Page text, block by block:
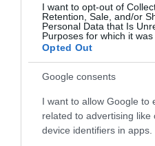
I want to opt-out of
Retention, Sale, and/or
Personal Data that Is
Purposes for which it was
Opted Out
Google consents
I want to allow Google to
related to advertising like
device identifiers in apps.
Προτεινόμενα
ΠΡΟΣΟΧΗ: Πολύ υψηλός
Κυκλάδες
Η Άνδρος συνεχίζει να